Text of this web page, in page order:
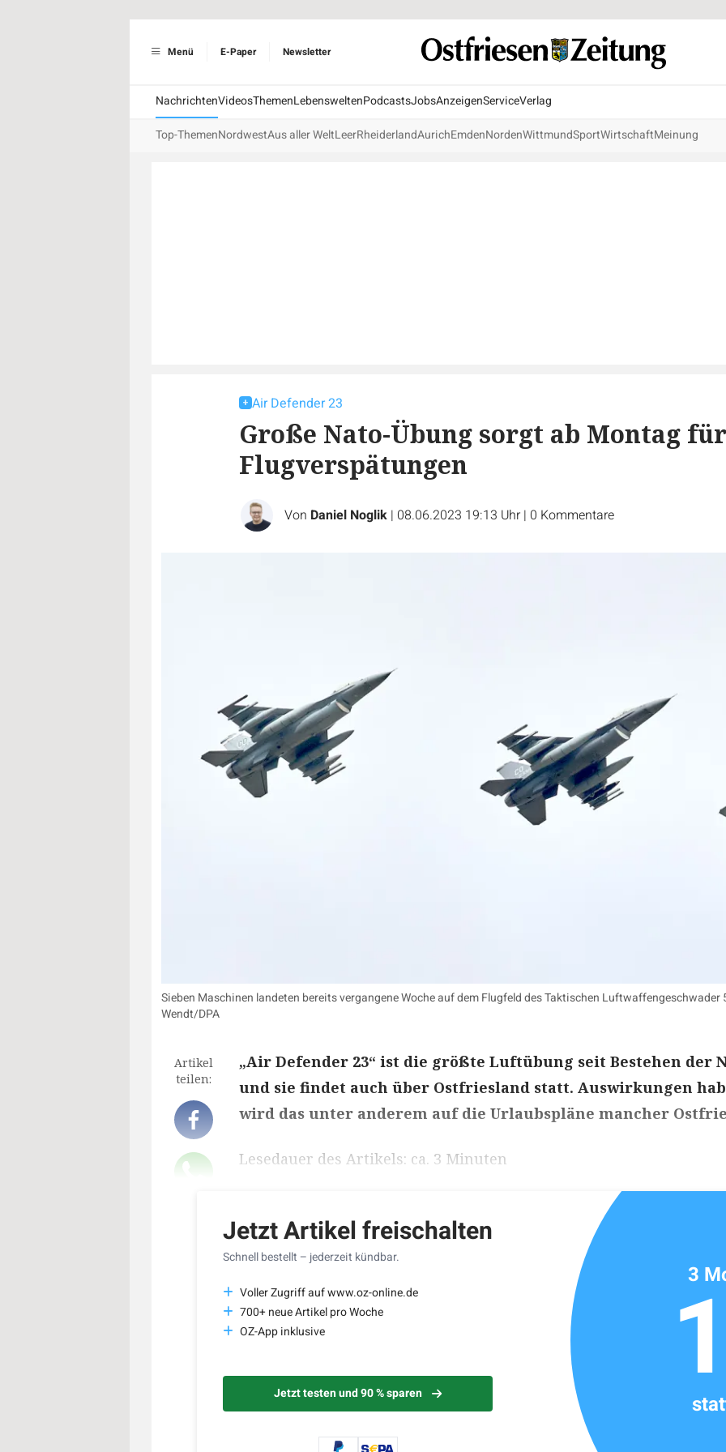
Menü E-Paper Newsletter
NachrichtenVideosThemenLebensweltenPodcastsJobsAnzeigenServiceVerlag
Top-ThemenNordwestAus aller WeltLeerRheiderlandAurichEmdenNordenWittmundSportWirtschaftMeinung
Air Defender 23
Große Nato-Übung sorgt ab Montag für
Flugverspätungen
Von Daniel Noglik | 08.06.2023 19:13 Uhr | 0 Kommentare
Sieben Maschinen landeten bereits vergangene Woche auf dem Flugfeld des Taktischen Luftwaffengeschwader
Wendt/DPA
Artikel
teilen:
„Air Defender 23“ ist die größte Luftübung seit Bestehen der
und sie findet auch über Ostfriesland statt. Auswirkungen
wird das unter anderem auf die Urlaubspläne mancher
Lesedauer des Artikels: ca. 3 Minuten
Jetzt Artikel freischalten
Schnell bestellt – jederzeit kündbar.
Voller Zugriff auf www.oz-online.de
700+ neue Artikel pro Woche
OZ-App inklusive
Jetzt testen und 90 % sparen
3